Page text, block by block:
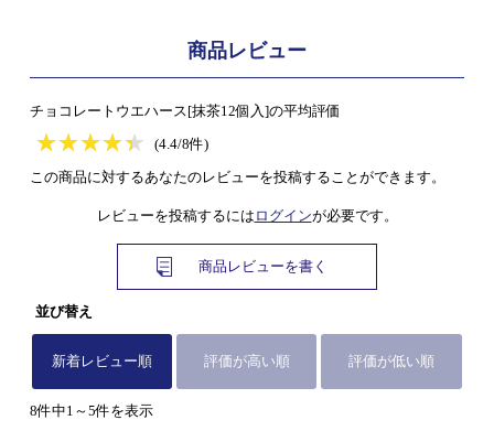
商品レビュー
チョコレートウエハース[抹茶12個入]の平均評価
★★★★★
★★★★★
(4.4/8件)
この商品に対するあなたのレビューを投稿することができます。
レビューを投稿するには ログインが必要です。
商品レビューを書く
並び替え
新着レビュー順 評価が高い順 評価が低い順
8件中1～5件を表示